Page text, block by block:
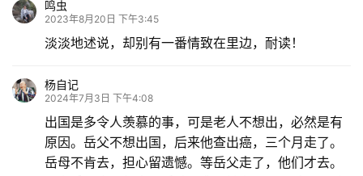
鸣虫
2023年8月20日 下午3:45
淡淡地述说，却别有一番情致在里边，耐读！
杨自记
2024年7月3日 下午4:08
出国是多令人羡慕的事，可是老人不想出，必然是有
原因。岳父不想出国，后来他查出癌，三个月走了。
岳母不肯去，担心留遗憾。等岳父走了，他们才去。